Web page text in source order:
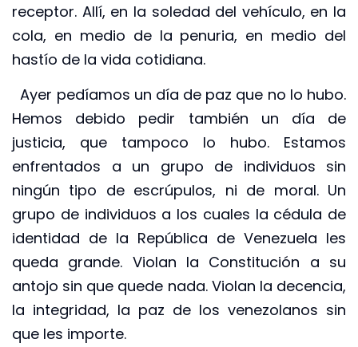
receptor. Allí, en la soledad del vehículo, en la
cola, en medio de la penuria, en medio del
hastío de la vida cotidiana.
Ayer pedíamos un día de paz que no lo hubo.
Hemos debido pedir también un día de
justicia, que tampoco lo hubo. Estamos
enfrentados a un grupo de individuos sin
ningún tipo de escrúpulos, ni de moral. Un
grupo de individuos a los cuales la cédula de
identidad de la República de Venezuela les
queda grande. Violan la Constitución a su
antojo sin que quede nada. Violan la decencia,
la integridad, la paz de los venezolanos sin
que les importe.